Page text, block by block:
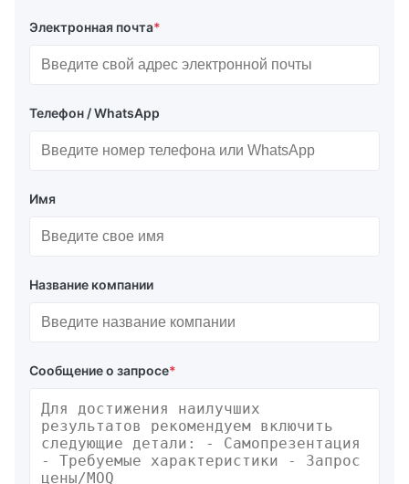
Электронная почта*
Телефон / WhatsApp
Имя
Название компании
Сообщение о запросе*